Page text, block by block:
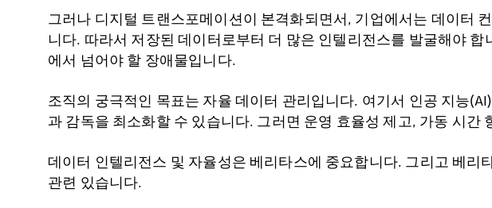
그러나 디지털 트랜스포메이션이 본격화되면서, 기업에서는 데이터
니다. 따라서 저장된 데이터로부터 더 많은 인텔리전스를 발굴해야
에서 넘어야 할 장애물입니다.
조직의 궁극적인 목표는 자율 데이터 관리입니다. 여기서 인공 지능
과 감독을 최소화할 수 있습니다. 그러면 운영 효율성 제고, 가동 시
데이터 인텔리전스 및 자율성은 베리타스에 중요합니다. 그리고 베리
관련 있습니다.